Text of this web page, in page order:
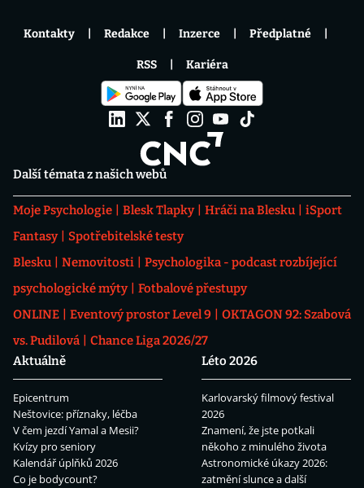
Další témata z našich webů
Moje Psychologie Blesk Tlapky Hráči na Blesku
iSport
Fantasy
Spotřebitelské testy
Blesku
Nemovitosti
Psychologika - podcast rozbíjející
psychologické mýty
Fotbalové přestupy
ONLINE
Eventový prostor Level 9
OKTAGON 92: Szabová
vs. Pudilová
Chance Liga 2026/27
Aktuálně
Epicentrum
Neštovice: příznaky, léčba
V čem jezdí Yamal a Mesii?
Kvízy pro seniory
Kalendář úplňků 2026
Co je bodycount?
Léto 2026
Karlovarský filmový festival
2026
Znamení, že jste potkali
někoho z minulého života
Astronomické úkazy 2026:
zatmění slunce a další
Kontakty Redakce Inzerce Předplatné
RSS Kariéra